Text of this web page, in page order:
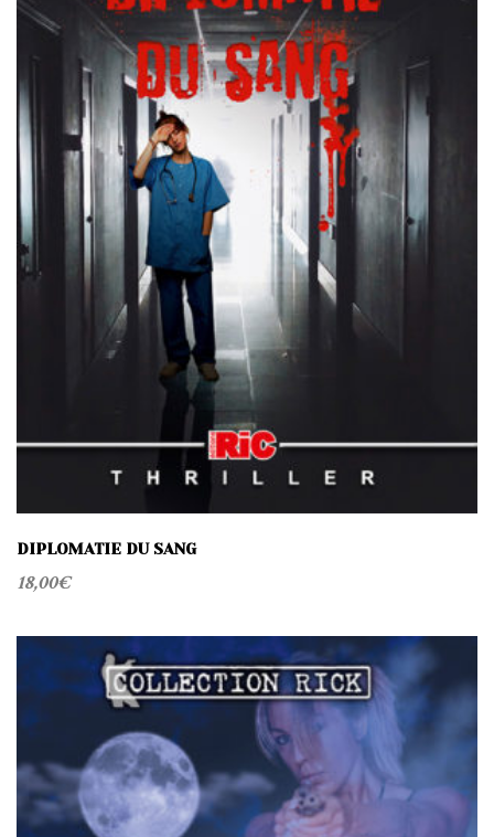
DIPLOMATIE DU SANG
18,00€